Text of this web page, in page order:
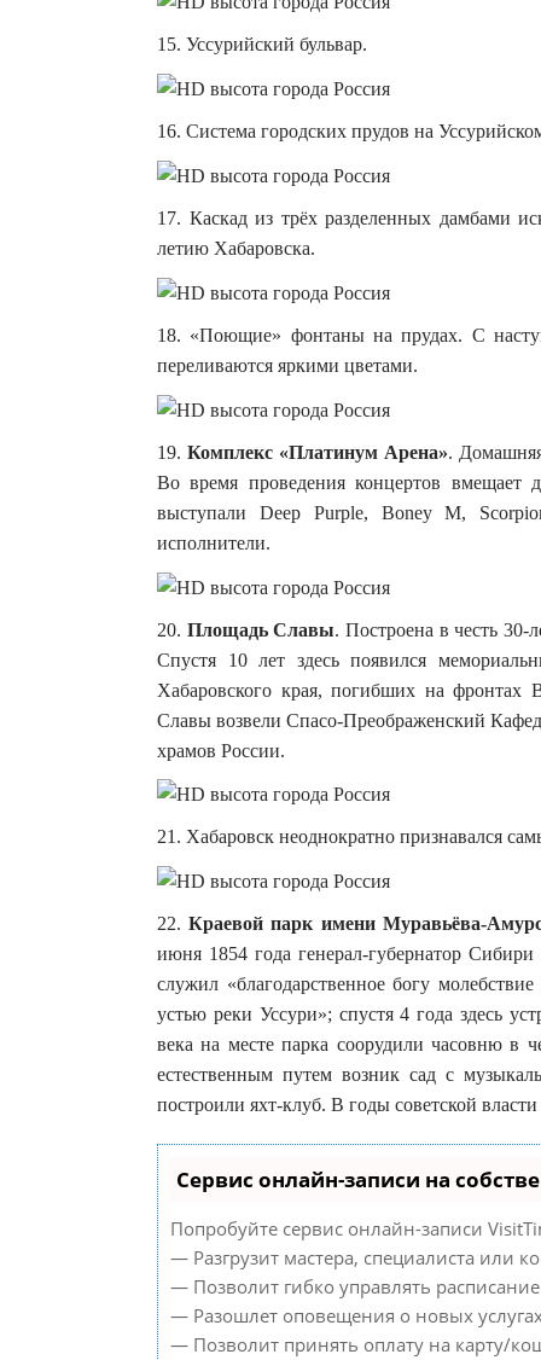
15. Уссурийский бульвар.
16. Система городских прудов на
17. Каскад из трёх разделенных дамбами
летию Хабаровска.
18. «Поющие» фонтаны на прудах. С
переливаются яркими цветами.
19.Комплекс «Платинум Арена».
Во время проведения концертов
выступали Deep Purple, Boney M,
исполнители.
20. Площадь Славы. Построена в честь 30-
Спустя 10 лет здесь появился
Хабаровского края, по­гибших на
Славы возвели Спасо-Преображенский
храмов России.
21. Хабаровск неоднократно признавался
22.Краевой парк имени Муравьёва-
июня 1854 года генерал-губернатор
служил «благодарственное богу
устью реки Уссури»; спустя 4 года здесь
века на месте парка соорудили часовню в
естественным путем возник сад с
построили яхт-клуб. В годы советской
Сервис онлайн-записи на
Попробуйте сервис онлайн-записи
— Разгрузит мастера, специалиста или
— Позволит гибко управлять
— Разошлет оповещения о новых
— Позволит принять оплату на карту/